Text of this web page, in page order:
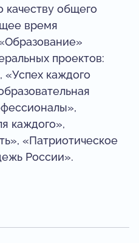
качеству общего
время
проектов:
каждого
каждого»,
«Патриотическое
России».